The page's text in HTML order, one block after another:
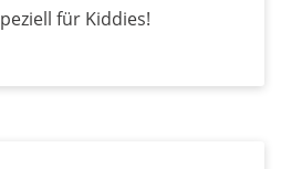
für Kiddies!